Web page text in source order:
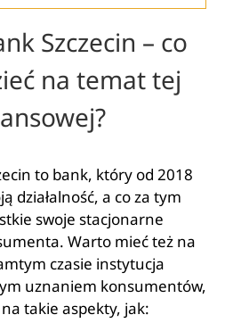
Szczecin – co
na temat tej
to bank, który od 2018
działalność, a co za tym
swoje stacjonarne
Warto mieć też na
czasie instytucja
uznaniem konsumentów,
takie aspekty, jak: